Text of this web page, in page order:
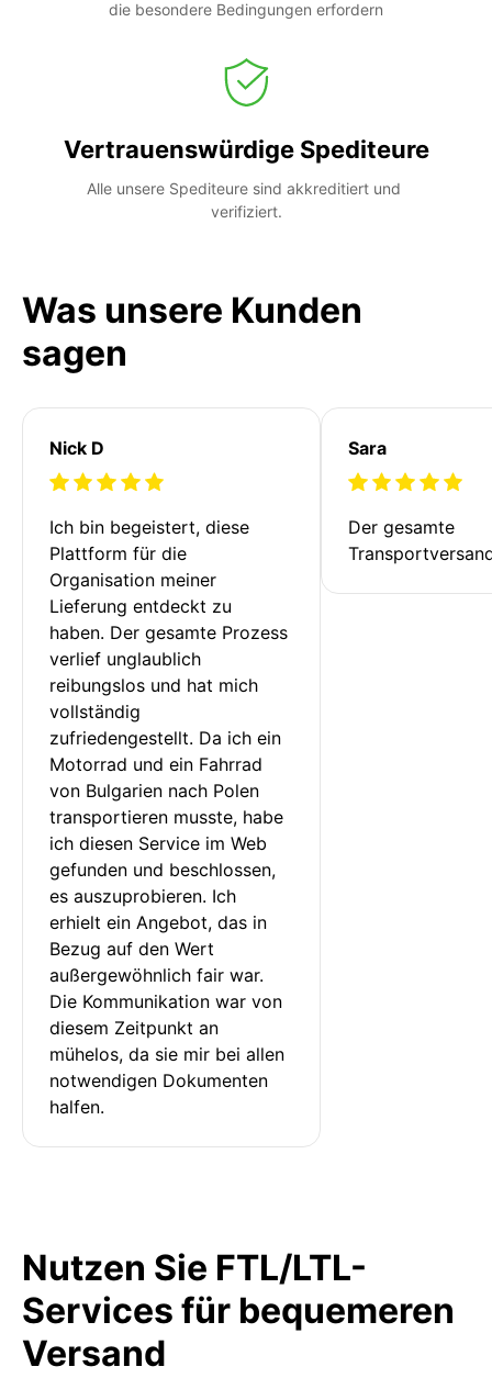
die besondere Bedingungen erfordern
Vertrauenswürdige Spediteure
Alle unsere Spediteure sind akkreditiert und
verifiziert.
Was unsere Kunden
sagen
Nick D
Ich bin begeistert, diese
Plattform für die
Organisation meiner
Lieferung entdeckt zu
haben. Der gesamte Prozess
verlief unglaublich
reibungslos und hat mich
vollständig
zufriedengestellt. Da ich ein
Motorrad und ein Fahrrad
von Bulgarien nach Polen
transportieren musste, habe
ich diesen Service im Web
gefunden und beschlossen,
es auszuprobieren. Ich
erhielt ein Angebot, das in
Bezug auf den Wert
außergewöhnlich fair war.
Die Kommunikation war von
diesem Zeitpunkt an
mühelos, da sie mir bei allen
notwendigen Dokumenten
halfen.
Sara
Der gesamte
Nutzen Sie FTL/LTL-
Services für bequemeren
Versand